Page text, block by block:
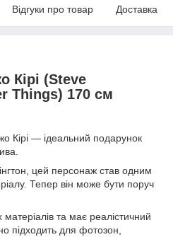
Відгуки про товар Доставка
Кірі (Steve
Things) 170 см
Кірі — ідеальний подарунок
цей персонаж став одним
Тепер він може бути поруч
матеріалів та має реалістичний
підходить для фотозон,